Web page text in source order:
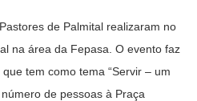
de Palmital realizaram no
na área da Fepasa. O evento faz
tem como tema “Servir – um
de pessoas à Praça